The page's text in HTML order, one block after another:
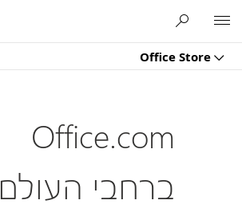
Office Store
Office.com
ברחבי העולם